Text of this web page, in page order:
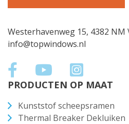
Westerhavenweg 15, 4382 NM
info@topwindows.nl
PRODUCTEN OP MAAT
Kunststof scheepsramen
Thermal Breaker Dekluiken